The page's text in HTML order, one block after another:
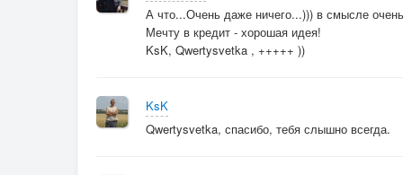
А что...Очень даже ничего...))) в смысле
Мечту в кредит - хорошая идея!
KsK, Qwertysvetka , +++++ ))
KsK
Qwertysvetka, спасибо, тебя слышно всегда.